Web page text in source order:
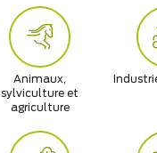
Animaux,
sylviculture et
agriculture